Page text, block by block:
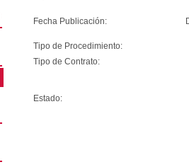
Fecha Publicación:
Tipo de Procedimiento:
Tipo de Contrato:
Estado: